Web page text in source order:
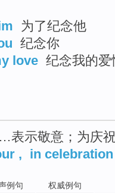
为了纪念他
纪念你
love 纪念我的爱
表示敬意；为庆
, in
例句 权威例句